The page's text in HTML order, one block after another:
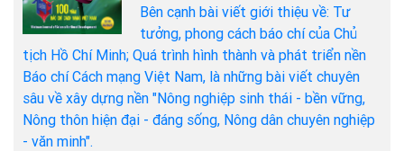
Bên cạnh bài viết giới thiệu về: Tư
tưởng, phong cách báo chí của Chủ
tịch Hồ Chí Minh; Quá trình hình thành và phát triển nền
Báo chí Cách mạng Việt Nam, là những bài viết chuyên
sâu về xây dựng nền "Nông nghiệp sinh thái - bền vững,
Nông thôn hiện đại - đáng sống, Nông dân chuyên nghiệp
- văn minh".